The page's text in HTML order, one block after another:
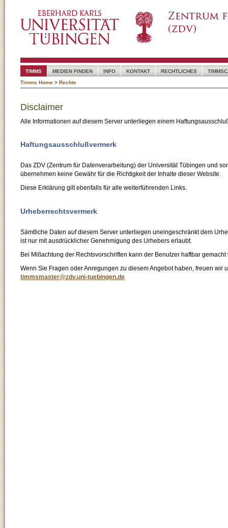
TIMMS MEDIEN FINDEN INFO KONTAKT RECHTLICHES
Timms Home > Rechte
Disclaimer
Alle Informationen auf diesem Server unterliegen einem
Haftungsausschlußvermerk
Das ZDV (Zentrum für Datenverarbeitung) der Universität Tübingen und
übernehmen keine Gewähr für die Richtigkeit der Inhalte dieser Website.
Diese Erklärung gilt ebenfalls für alle weiterführenden Links.
Urheberrechtsvermerk
Sämtliche Daten auf diesem Server unterliegen uneingeschränkt dem
ist nur mit ausdrücklicher Genehmigung des Urhebers erlaubt.
Bei Mißachtung der Rechtsvorschriften kann der Benutzer haftbar gemacht
Wenn Sie Fragen oder Anregungen zu diesem Angebot haben, freuen wir
timmsmaster@zdv.uni-tuebingen.de